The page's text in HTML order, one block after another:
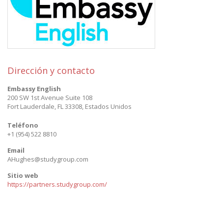
Dirección y contacto
Embassy English
200 SW 1st Avenue Suite 108
Fort Lauderdale, FL 33308, Estados Unidos
Teléfono
+1 (954) 522 8810
Email
AHughes@studygroup.com
Sitio web
https://partners.studygroup.com/